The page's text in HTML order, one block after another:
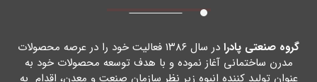
گروه صنعتی پادرا
در سال ۱۳۸۶ فعالیت خود را در عرصه محصولات
مدرن ساختمانی آغاز نموده و با هدف توسعه محصولات خود به
عنوان تولید کننده انبوه زیر نظر سازمان صنعت و معدن، اقدام به